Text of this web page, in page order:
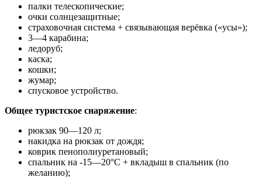
палки телескопические;
очки солнцезащитные;
страховочная система + связывающая верёвка («усы»);
3—4 карабина;
ледоруб;
каска;
кошки;
жумар;
спусковое устройство.
Общее туристское снаряжение:
рюкзак 90—120 л;
накидка на рюкзак от дождя;
коврик пенополиуретановый;
спальник на -15—20°С + вкладыш в спальник (по
желанию);